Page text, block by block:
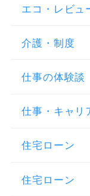
エコ・レビュ
介護・制度
仕事の体験談
仕事・キャリ
住宅ローン
住宅ローン